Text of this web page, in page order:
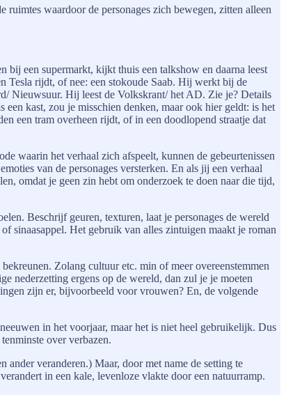
waardoor de personages zich bewegen, zitten alleen
bij een supermarkt, kijkt thuis een talkshow en daarna leest
Tesla rijdt, of nee: een stokoude Saab. Hij werkt bij de
Nieuwsuur. Hij leest de Volkskrant/ het AD. Zie je? Details
kast, zou je misschien denken, maar ook hier geldt: is het
een tram overheen rijdt, of in een doodlopend straatje dat
waarin het verhaal zich afspeelt, kunnen de gebeurtenissen
van de personages versterken. En als jij een verhaal
omdat je geen zin hebt om onderzoek te doen naar die tijd,
Beschrijf geuren, texturen, laat je personages de wereld
sinaasappel. Het gebruik van alles zintuigen maakt je roman
Zolang cultuur etc. min of meer overeenstemmen
nederzetting ergens op de wereld, dan zul je je moeten
zijn er, bijvoorbeeld voor vrouwen? En, de volgende
in het voorjaar, maar het is niet heel gebruikelijk. Dus
over verbazen.
veranderen.) Maar, door met name de setting te
in een kale, levenloze vlakte door een natuurramp.